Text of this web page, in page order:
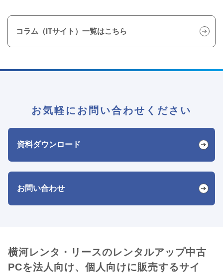
コラム（ITサイト）一覧はこちら
お気軽にお問い合わせください
資料ダウンロード
お問い合わせ
横河レンタ・リースのレンタルアップ中古
PCを法人向け、個人向けに販売するサイ